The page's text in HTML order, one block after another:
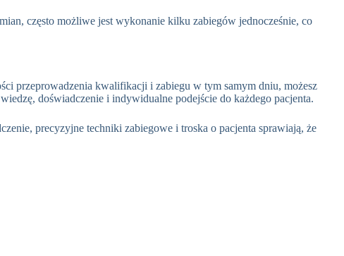
często możliwe jest wykonanie kilku zabiegów jednocześnie, co
przeprowadzenia kwalifikacji i zabiegu w tym samym dniu, możesz
doświadczenie i indywidualne podejście do każdego pacjenta.
precyzyjne techniki zabiegowe i troska o pacjenta sprawiają, że